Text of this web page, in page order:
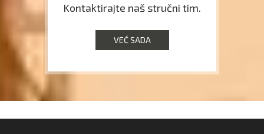
Kontaktirajte naš stručni tim.
VEĆ SADA